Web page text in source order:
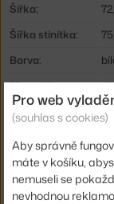
Šířka:
Šířka stínítka:
Barva:
Materiál:
Délka kabelu:
Hlavní materiál:
Světelný tok:
Pro web
(souhlas s cookies)
Aby správně
máte v košíku,
nemuseli se
nevhodnou